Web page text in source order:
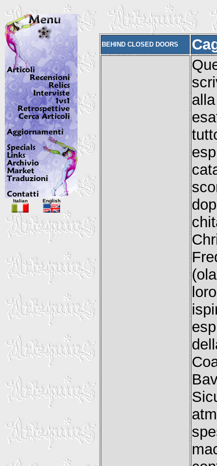
BEHIND CLOSED DOORS
Italian English